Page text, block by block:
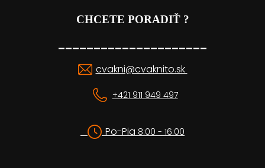
CHCETE PORADIŤ ?
_____________________
cvakni@cvaknito.sk
+421 911 949 497
Po-Pia 8:00 - 16:00